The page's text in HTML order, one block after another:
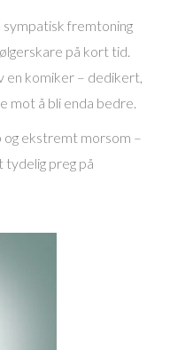
sympatisk fremtoning
på kort tid.
en komiker – dedikert,
mot å bli enda bedre.
og ekstremt morsom –
tydelig preg på